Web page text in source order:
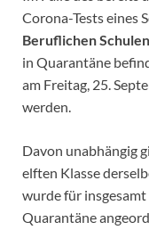
Corona-Tests eines
Beruflichen
in Quarantäne
am Freitag, 25.
werden.
Davon unabhängig
elften Klasse
wurde für
Quarantäne